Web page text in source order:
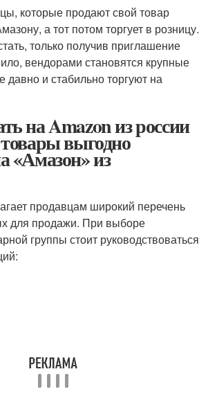
которые продают свой товар
а тот потом торгует в розницу.
только получив приглашение
вендорами становятся крупные
давно и стабильно торгуют на
на Amazon из россии
выгодно
«Амазон» из
продавцам широкий перечень
для продажи. При выборе
группы стоит руководствоваться